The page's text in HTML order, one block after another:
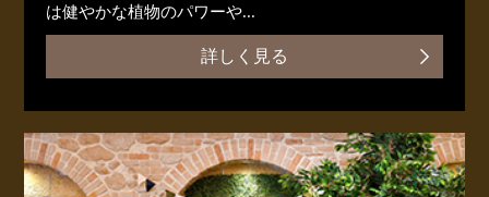
は健やかな植物のパワーや...
詳しく見る